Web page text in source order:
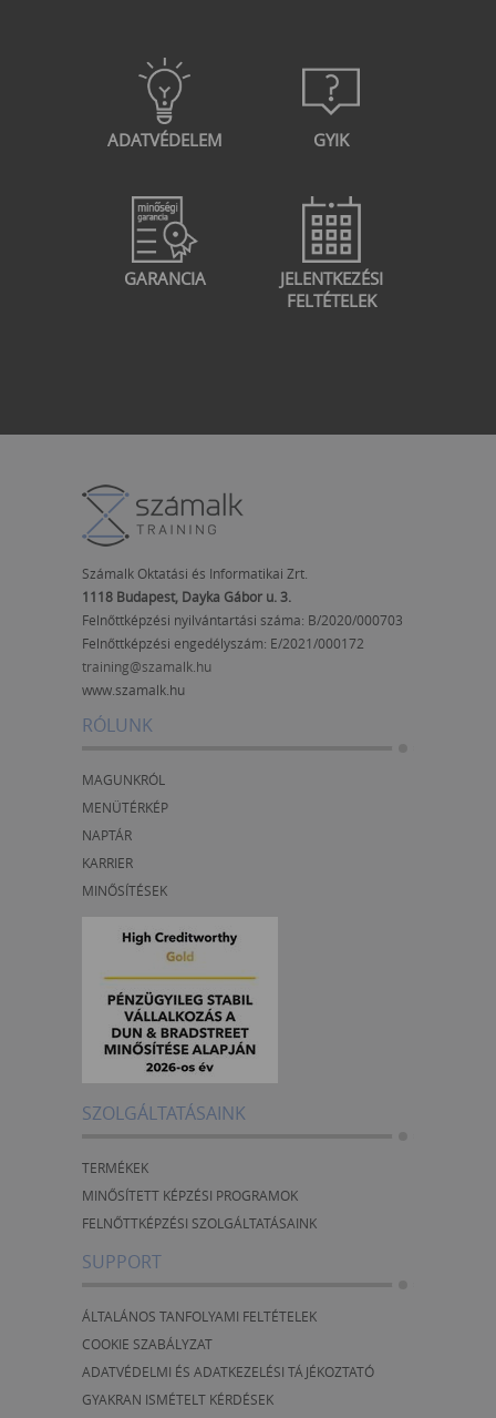
ADATVÉDELEM GYIK
GARANCIA
JELENTKEZÉSI
FELTÉTELEK
Számalk Oktatási és Informatikai Zrt.
1118 Budapest, Dayka Gábor u. 3.
Felnőttképzési nyilvántartási száma: B/2020/000703
Felnőttképzési engedélyszám: E/2021/000172
training@szamalk.hu
www.szamalk.hu
RÓLUNK
MAGUNKRÓL
MENÜTÉRKÉP
NAPTÁR
KARRIER
MINŐSÍTÉSEK
SZOLGÁLTATÁSAINK
TERMÉKEK
MINŐSÍTETT KÉPZÉSI PROGRAMOK
FELNŐTTKÉPZÉSI SZOLGÁLTATÁSAINK
SUPPORT
ÁLTALÁNOS TANFOLYAMI FELTÉTELEK
COOKIE SZABÁLYZAT
ADATVÉDELMI ÉS ADATKEZELÉSI TÁJÉKOZTATÓ
GYAKRAN ISMÉTELT KÉRDÉSEK